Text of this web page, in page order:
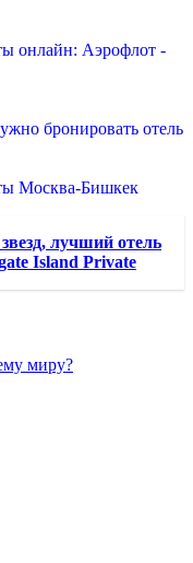
онлайн: Аэрофлот -
бронировать отель
Москва-Бишкек
лучший отель
Island Private
миру?